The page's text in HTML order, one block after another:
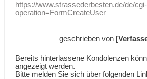
https://www.strassederbesten.de/de/
operation=FormCreateUser
geschrieben von
Bereits hinterlassene Kondolenzen
angezeigt werden.
Bitte melden Sie sich über folgenden